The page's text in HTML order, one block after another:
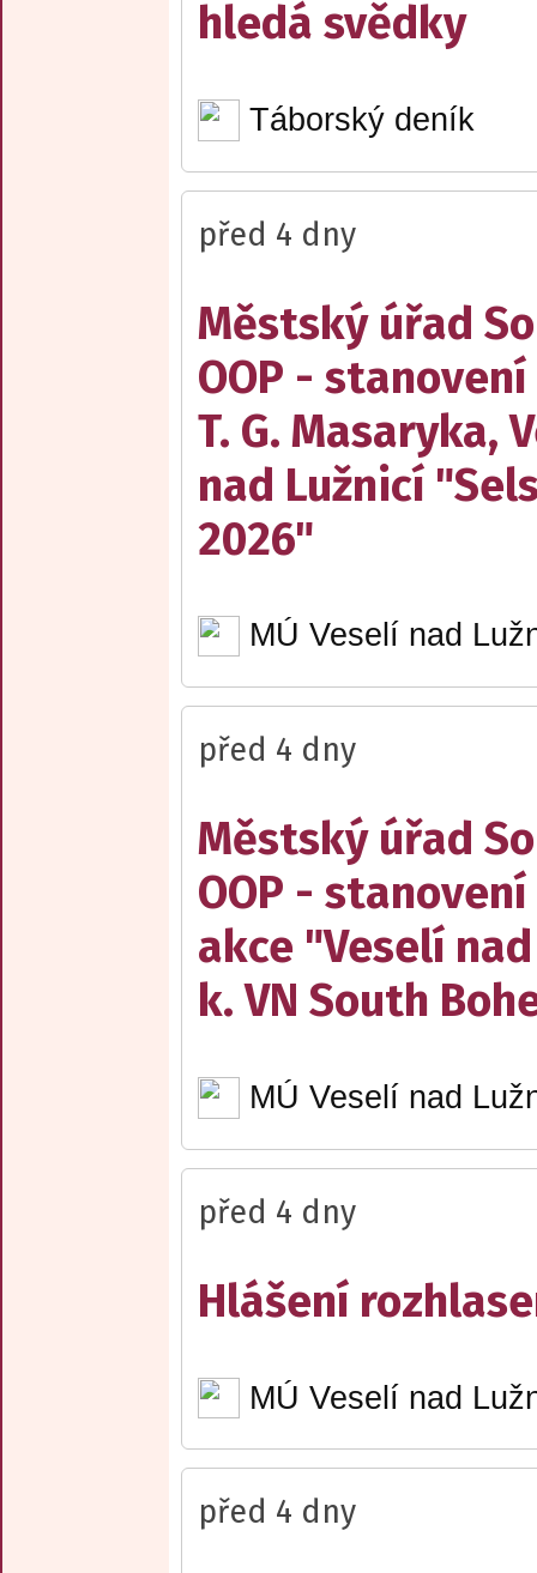
hledá svědky
Táborský deník
před 4 dny
Městský úřad
OOP -
T. G. Masaryka,
nad Lužnicí
2026"
MÚ Veselí nad
před 4 dny
Městský úřad
OOP -
akce "Veselí
k. VN South
MÚ Veselí nad
před 4 dny
Hlášení
MÚ Veselí nad
před 4 dny